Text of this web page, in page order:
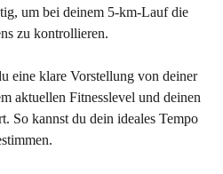
um bei deinem 5-km-Lauf die
zu kontrollieren.
eine klare Vorstellung von deiner
aktuellen Fitnesslevel und deinen
So kannst du dein ideales Tempo